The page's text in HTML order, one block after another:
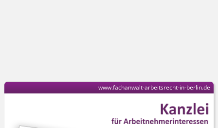
www.fachanwalt-arbeitsrecht-in-berlin.de